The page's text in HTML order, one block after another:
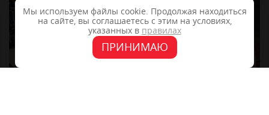
Мы используем файлы cookie. Продолжая находиться
на сайте, вы соглашаетесь с этим на условиях,
указанных в правилах
ПРИНИМАЮ